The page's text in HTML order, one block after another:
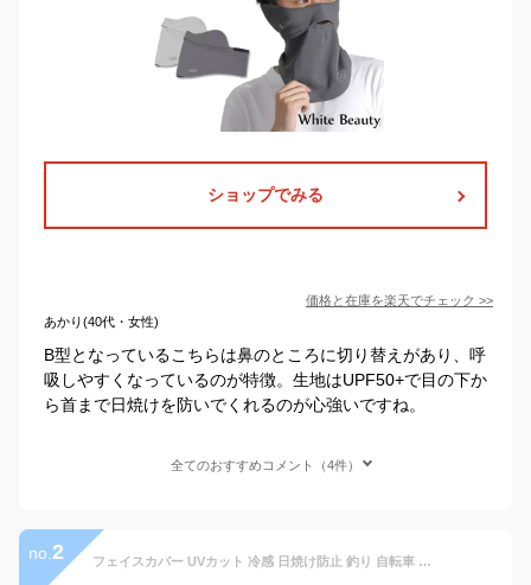
ショップでみる
価格と在庫を楽天でチェック >>
あかり(40代・女性)
B型となっているこちらは鼻のところに切り替えがあり、呼
吸しやすくなっているのが特徴。生地はUPF50+で目の下か
ら首まで日焼けを防いでくれるのが心強いですね。
全てのおすすめコメント（4件）
no. 2 フェイスカバー UVカット 冷感 日焼け防止 釣り 自転車 ランニング フェイスマスク バイク ネックガード 紫外線対策 吸汗速乾 耳かけ スポーツ メンズ レディース WildScene